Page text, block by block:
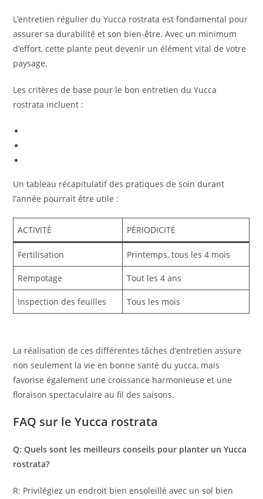
L’entretien régulier du Yucca rostrata est fondamental pour
assurer sa durabilité et son bien-être. Avec un minimum
d’effort, cette plante peut devenir un élément vital de votre
paysage.
Les critères de base pour le bon entretien du Yucca
rostrata incluent :
Un tableau récapitulatif des pratiques de soin durant
l’année pourrait être utile :
ACTIVITÉ PÉRIODICITÉ
Fertilisation Printemps, tous les 4 mois
Rempotage Tout les 4 ans
Inspection des feuilles Tous les mois
La réalisation de ces différentes tâches d’entretien assure
non seulement la vie en bonne santé du yucca, mais
favorise également une croissance harmonieuse et une
floraison spectaculaire au fil des saisons.
FAQ sur le Yucca rostrata
Q: Quels sont les meilleurs conseils pour planter un Yucca
rostrata?
R: Privilégiez un endroit bien ensoleillé avec un sol bien